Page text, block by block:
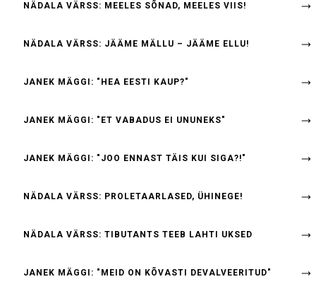
NÄDALA VÄRSS: MEELES SÕNAD, MEELES VIIS!
NÄDALA VÄRSS: JÄÄME MÄLLU – JÄÄME ELLU!
JANEK MÄGGI: "HEA EESTI KAUP?"
JANEK MÄGGI: "ET VABADUS EI UNUNEKS"
JANEK MÄGGI: "JOO ENNAST TÄIS KUI SIGA?!"
NÄDALA VÄRSS: PROLETAARLASED, ÜHINEGE!
NÄDALA VÄRSS: TIBUTANTS TEEB LAHTI UKSED
JANEK MÄGGI: "MEID ON KÕVASTI DEVALVEERITUD"